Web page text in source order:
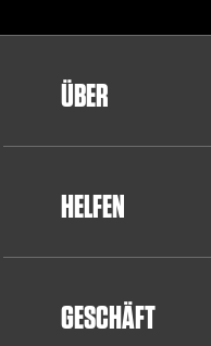
ÜBER
HELFEN
GESCHÄFT